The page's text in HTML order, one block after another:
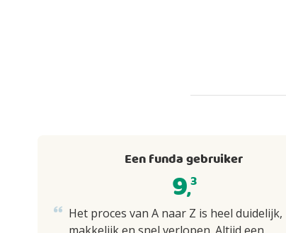
Een funda gebruiker
9,3
Het proces van A naar Z is heel duidelijk,